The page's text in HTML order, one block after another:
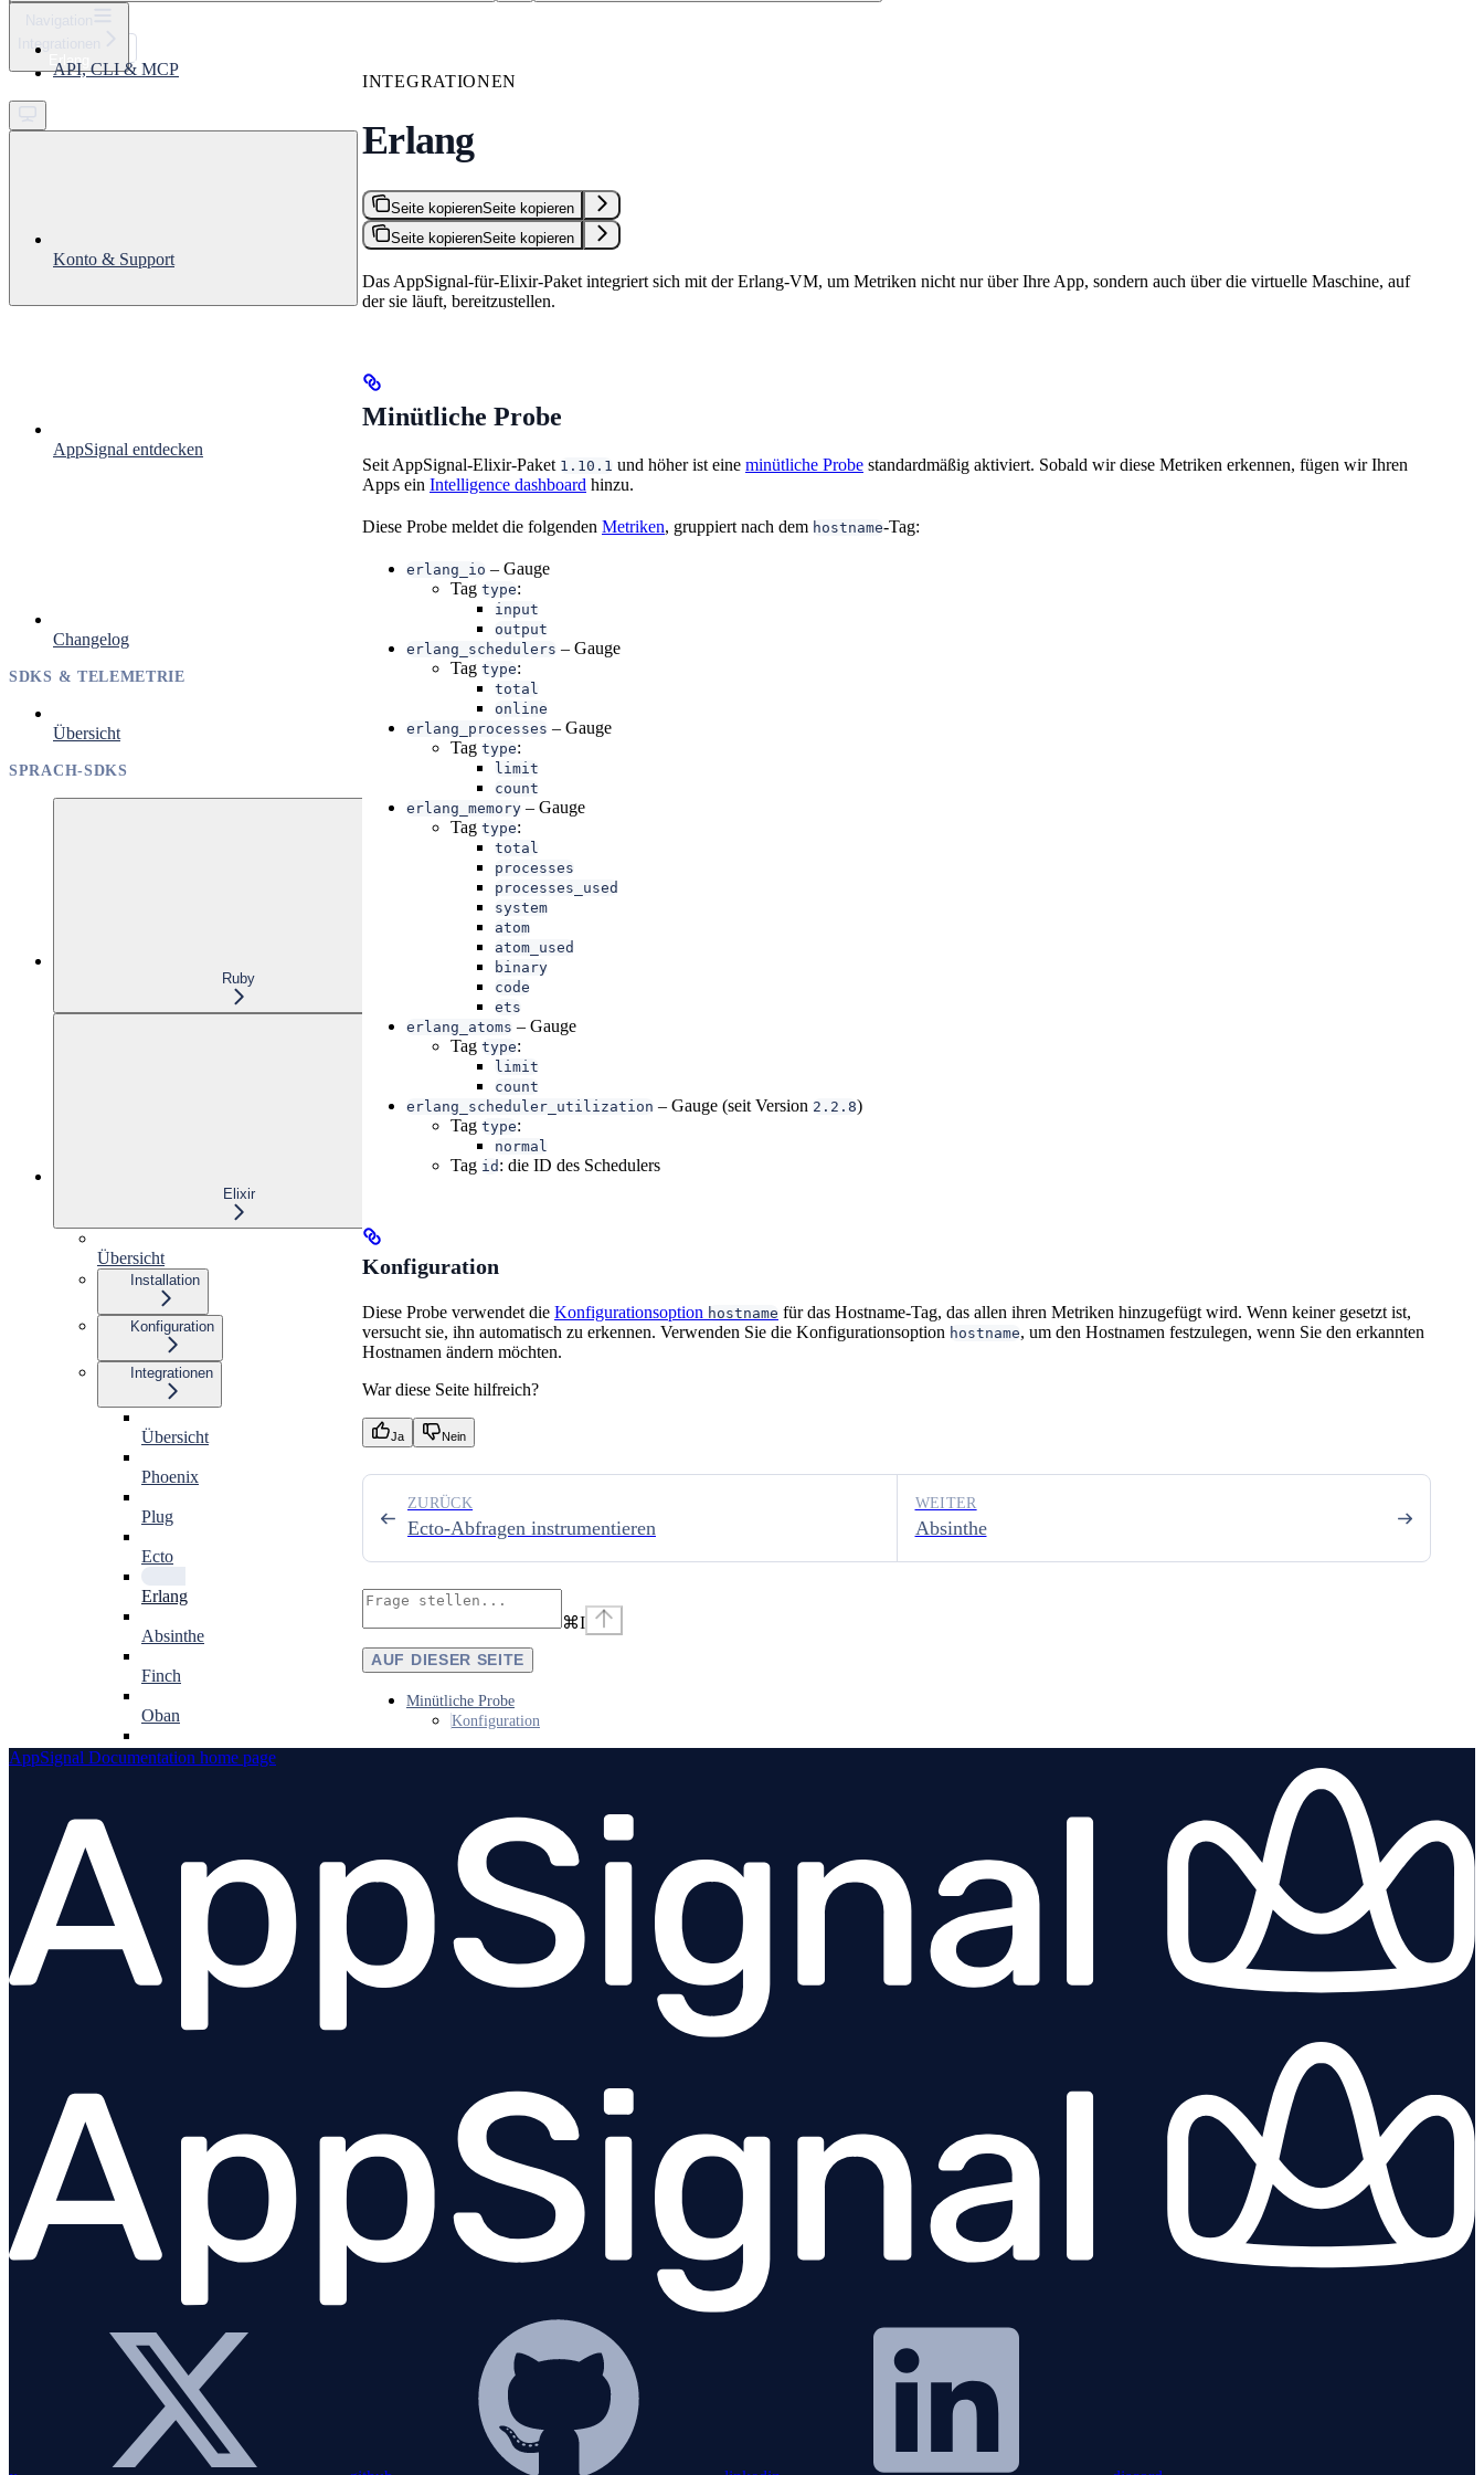
Get started
Integrationen
Erlang
API, CLI & MCP
Konto & Support
AppSignal entdecken
Changelog
SDKS & TELEMETRIE
Übersicht
SPRACH-SDKS
Ruby
Elixir
Übersicht
Installation
Konfiguration
Integrationen
Übersicht
Phoenix
Plug
Ecto
Erlang
Absinthe
Finch
Oban
HTTPoison
Kommandozeilen-Tools
Releases
Warum ein NIF?
Logging
Python
INTEGRATIONEN
Erlang
Seite kopierenSeite kopieren
Seite kopierenSeite kopieren
Das AppSignal-für-Elixir-Paket integriert sich mit der Erlang-VM, um Metriken nicht nur über Ihre App, sondern auch über die virtuelle Maschine, auf
der sie läuft, bereitzustellen.
Minütliche Probe
Seit AppSignal-Elixir-Paket 1.10.1 und höher ist eine minütliche Probe standardmäßig aktiviert. Sobald wir diese Metriken erkennen, fügen wir Ihren
Apps ein Intelligence dashboard hinzu.
Diese Probe meldet die folgenden Metriken, gruppiert nach dem hostname-Tag:
erlang_io – Gauge
Tag type:
input
output
erlang_schedulers – Gauge
Tag type:
total
online
erlang_processes – Gauge
Tag type:
limit
count
erlang_memory – Gauge
Tag type:
total
processes
processes_used
system
atom
atom_used
binary
code
ets
erlang_atoms – Gauge
Tag type:
limit
count
erlang_scheduler_utilization – Gauge (seit Version 2.2.8)
Tag type:
normal
Tag id : die ID des Schedulers
Konfiguration
Diese Probe verwendet die Konfigurationsoption hostname für das Hostname-Tag, das allen ihren Metriken hinzugefügt wird. Wenn keiner gesetzt ist,
versucht sie, ihn automatisch zu erkennen. Verwenden Sie die Konfigurationsoption hostname, um den Hostnamen festzulegen, wenn Sie den erkannten
Hostnamen ändern möchten.
War diese Seite hilfreich?
Ja Nein
Ecto-Abfragen instrumentieren
ZURÜCK
Absinthe
WEITER
⌘I
AUF DIESER SEITE
Minütliche Probe
Konfiguration
AppSignal Documentation home page